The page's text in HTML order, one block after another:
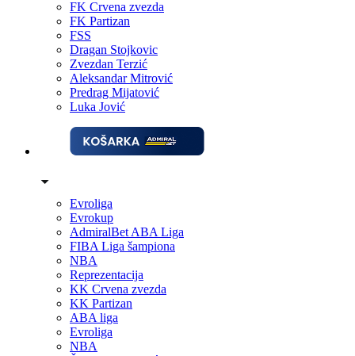
FK Crvena zvezda
FK Partizan
FSS
Dragan Stojkovic
Zvezdan Terzić
Aleksandar Mitrović
Predrag Mijatović
Luka Jović
Evroliga
Evrokup
AdmiralBet ABA Liga
FIBA Liga šampiona
NBA
Reprezentacija
KK Crvena zvezda
KK Partizan
ABA liga
Evroliga
NBA